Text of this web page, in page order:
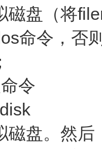
磁盘（将
命令，否
令
磁盘。然